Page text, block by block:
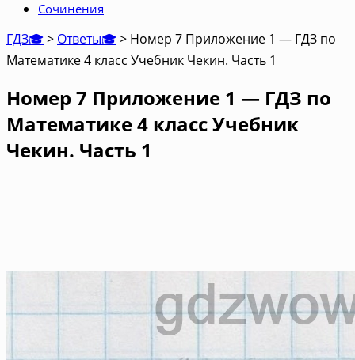
Сочинения
ГДЗ🎓> Ответы🎓> Номер 7 Приложение 1 — ГДЗ по
Математике 4 класс Учебник Чекин. Часть 1
Номер 7 Приложение 1 — ГДЗ по
Математике 4 класс Учебник
Чекин. Часть 1